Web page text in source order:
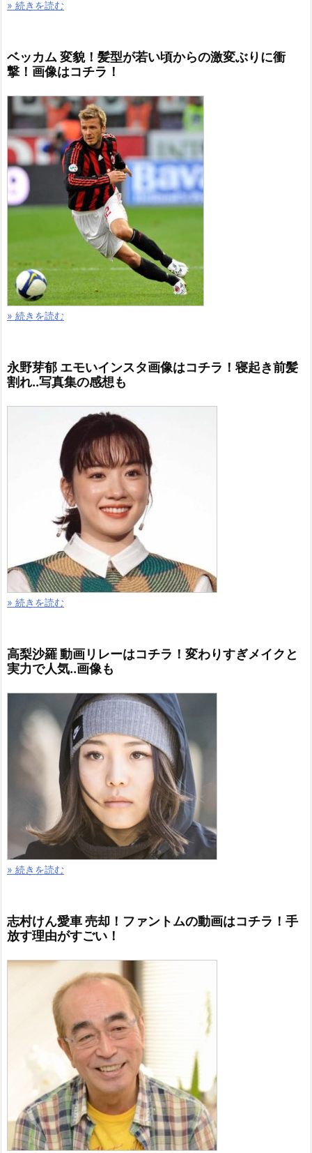
» 続きを読む
ベッカム 変貌！髪型が若い頃からの激変ぶりに衝
撃！画像はコチラ！
» 続きを読む
永野芽郁 エモいインスタ画像はコチラ！寝起き前髪
割れ..写真集の感想も
» 続きを読む
高梨沙羅 動画リレーはコチラ！変わりすぎメイクと
実力で人気..画像も
» 続きを読む
志村けん愛車 売却！ファントムの動画はコチラ！手
放す理由がすごい！